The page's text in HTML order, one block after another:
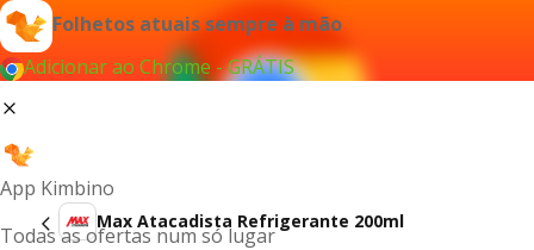
Folhetos atuais sempre à mão
Adicionar ao Chrome - GRÁTIS
App Kimbino
Todas as ofertas num só lugar
Max Atacadista Refrigerante 200ml